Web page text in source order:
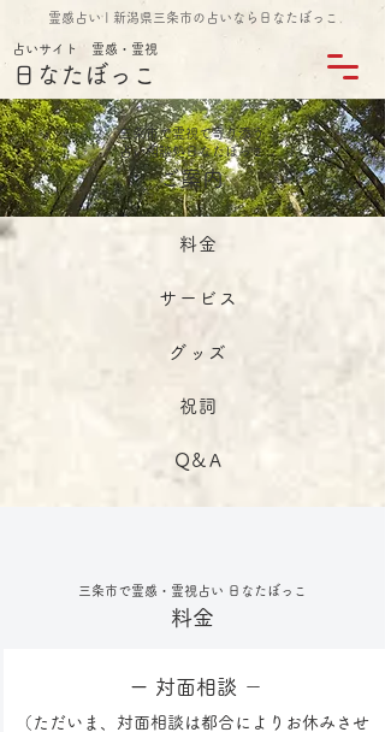
霊感占い | 新潟県三条市の占いなら日なたぼっこ
日なたぼっこ
占いサイト 霊感・霊視
三条市で霊視で寄り添う
占い相談処日なたぼっこ
ご案内
料金
サービス
グッズ
祝詞
Q&A
三条市で霊感・霊視占い 日なたぼっこ
料金
ー 対面相談 －
（ただいま、対面相談は都合によりお休みさせ